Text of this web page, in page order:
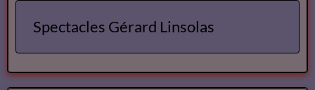
Spectacles Gérard Linsolas